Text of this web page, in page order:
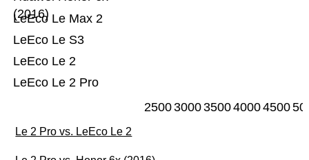
LeEco Le 2 Pro
LeEco Le 2
LeEco Le S3
LeEco Le Max 2
(2016)
25003000350040004500
Le 2 Pro vs. LeEco Le 2